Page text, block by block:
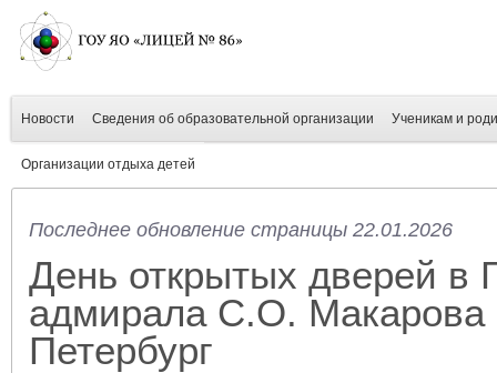
Новости Сведения об образовательной организации Ученикам и
Организации отдыха детей
Последнее обновление страницы 22.01.2026
День открытых дверей
адмирала С.О. Макарова
Петербург